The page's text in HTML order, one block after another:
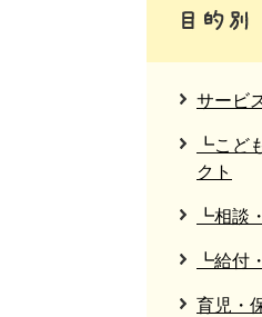
サービ
┗こど
クト
┗相談
┗給付
育児・